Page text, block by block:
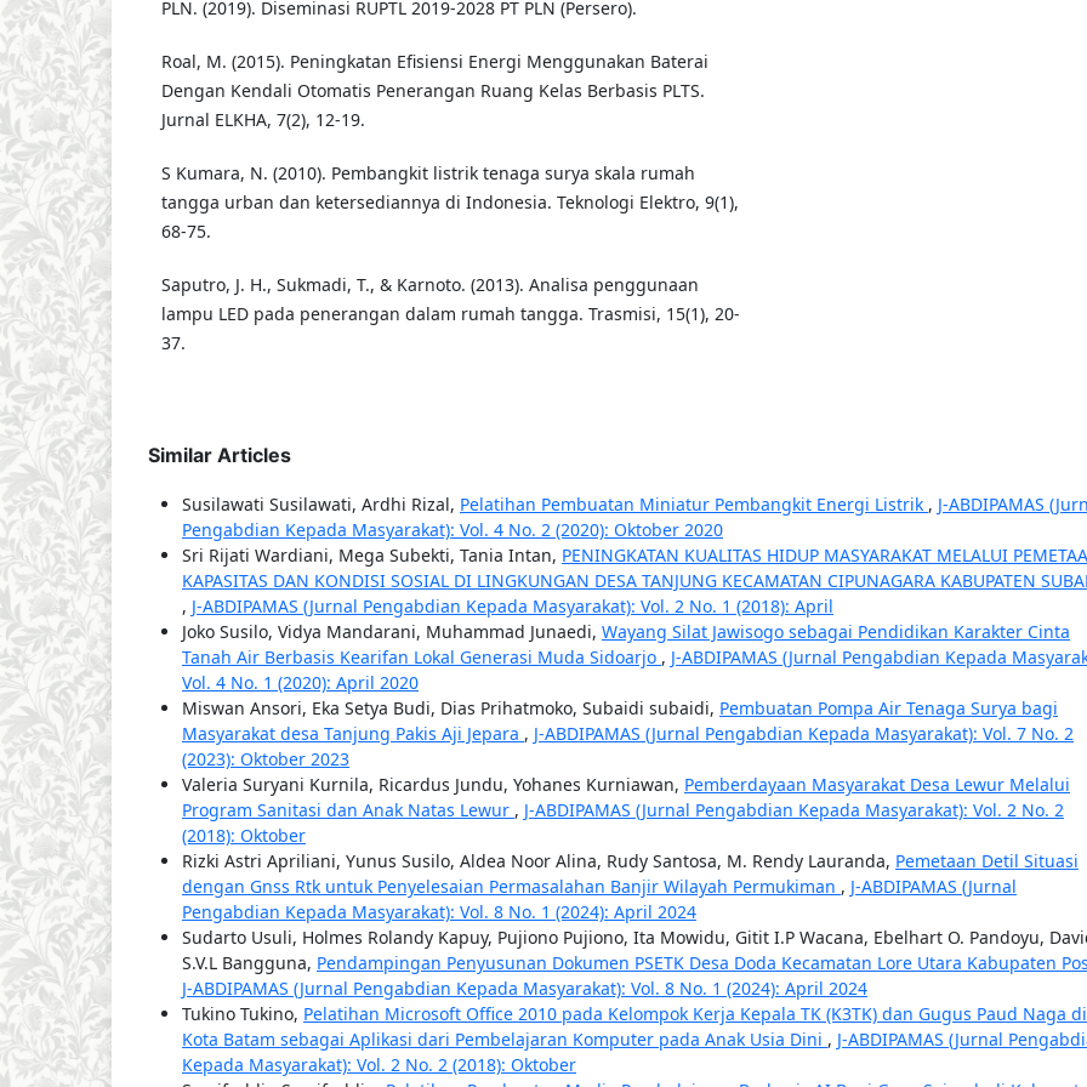
PLN. (2019). Diseminasi RUPTL 2019-2028 PT PLN (Persero).
Roal, M. (2015). Peningkatan Efisiensi Energi Menggunakan Baterai
Dengan Kendali Otomatis Penerangan Ruang Kelas Berbasis PLTS.
Jurnal ELKHA, 7(2), 12-19.
S Kumara, N. (2010). Pembangkit listrik tenaga surya skala rumah
tangga urban dan ketersediannya di Indonesia. Teknologi Elektro, 9(1),
68-75.
Saputro, J. H., Sukmadi, T., & Karnoto. (2013). Analisa penggunaan
lampu LED pada penerangan dalam rumah tangga. Trasmisi, 15(1), 20-
37.
Similar Articles
Susilawati Susilawati, Ardhi Rizal, Pelatihan Pembuatan Miniatur Pembangkit Energi Listrik , J-ABDIPAMAS
Pengabdian Kepada Masyarakat): Vol. 4 No. 2 (2020): Oktober 2020
Sri Rijati Wardiani, Mega Subekti, Tania Intan, PENINGKATAN KUALITAS HIDUP MASYARAKAT MELALUI
KAPASITAS DAN KONDISI SOSIAL DI LINGKUNGAN DESA TANJUNG KECAMATAN CIPUNAGARA KABUPATEN
, J-ABDIPAMAS (Jurnal Pengabdian Kepada Masyarakat): Vol. 2 No. 1 (2018): April
Joko Susilo, Vidya Mandarani, Muhammad Junaedi, Wayang Silat Jawisogo sebagai Pendidikan Karakter Cinta
Tanah Air Berbasis Kearifan Lokal Generasi Muda Sidoarjo , J-ABDIPAMAS (Jurnal Pengabdian Kepada
Vol. 4 No. 1 (2020): April 2020
Miswan Ansori, Eka Setya Budi, Dias Prihatmoko, Subaidi subaidi, Pembuatan Pompa Air Tenaga Surya bagi
Masyarakat desa Tanjung Pakis Aji Jepara , J-ABDIPAMAS (Jurnal Pengabdian Kepada Masyarakat): Vol. 7 No. 2
(2023): Oktober 2023
Valeria Suryani Kurnila, Ricardus Jundu, Yohanes Kurniawan, Pemberdayaan Masyarakat Desa Lewur Melalui
Program Sanitasi dan Anak Natas Lewur , J-ABDIPAMAS (Jurnal Pengabdian Kepada Masyarakat): Vol. 2 No. 2
(2018): Oktober
Rizki Astri Apriliani, Yunus Susilo, Aldea Noor Alina, Rudy Santosa, M. Rendy Lauranda, Pemetaan Detil Situasi
dengan Gnss Rtk untuk Penyelesaian Permasalahan Banjir Wilayah Permukiman , J-ABDIPAMAS (Jurnal
Pengabdian Kepada Masyarakat): Vol. 8 No. 1 (2024): April 2024
Sudarto Usuli, Holmes Rolandy Kapuy, Pujiono Pujiono, Ita Mowidu, Gitit I.P Wacana, Ebelhart O. Pandoyu,
S.V.L Bangguna, Pendampingan Penyusunan Dokumen PSETK Desa Doda Kecamatan Lore Utara Kabupaten
J-ABDIPAMAS (Jurnal Pengabdian Kepada Masyarakat): Vol. 8 No. 1 (2024): April 2024
Tukino Tukino, Pelatihan Microsoft Office 2010 pada Kelompok Kerja Kepala TK (K3TK) dan Gugus Paud Naga di
Kota Batam sebagai Aplikasi dari Pembelajaran Komputer pada Anak Usia Dini , J-ABDIPAMAS (Jurnal
Kepada Masyarakat): Vol. 2 No. 2 (2018): Oktober